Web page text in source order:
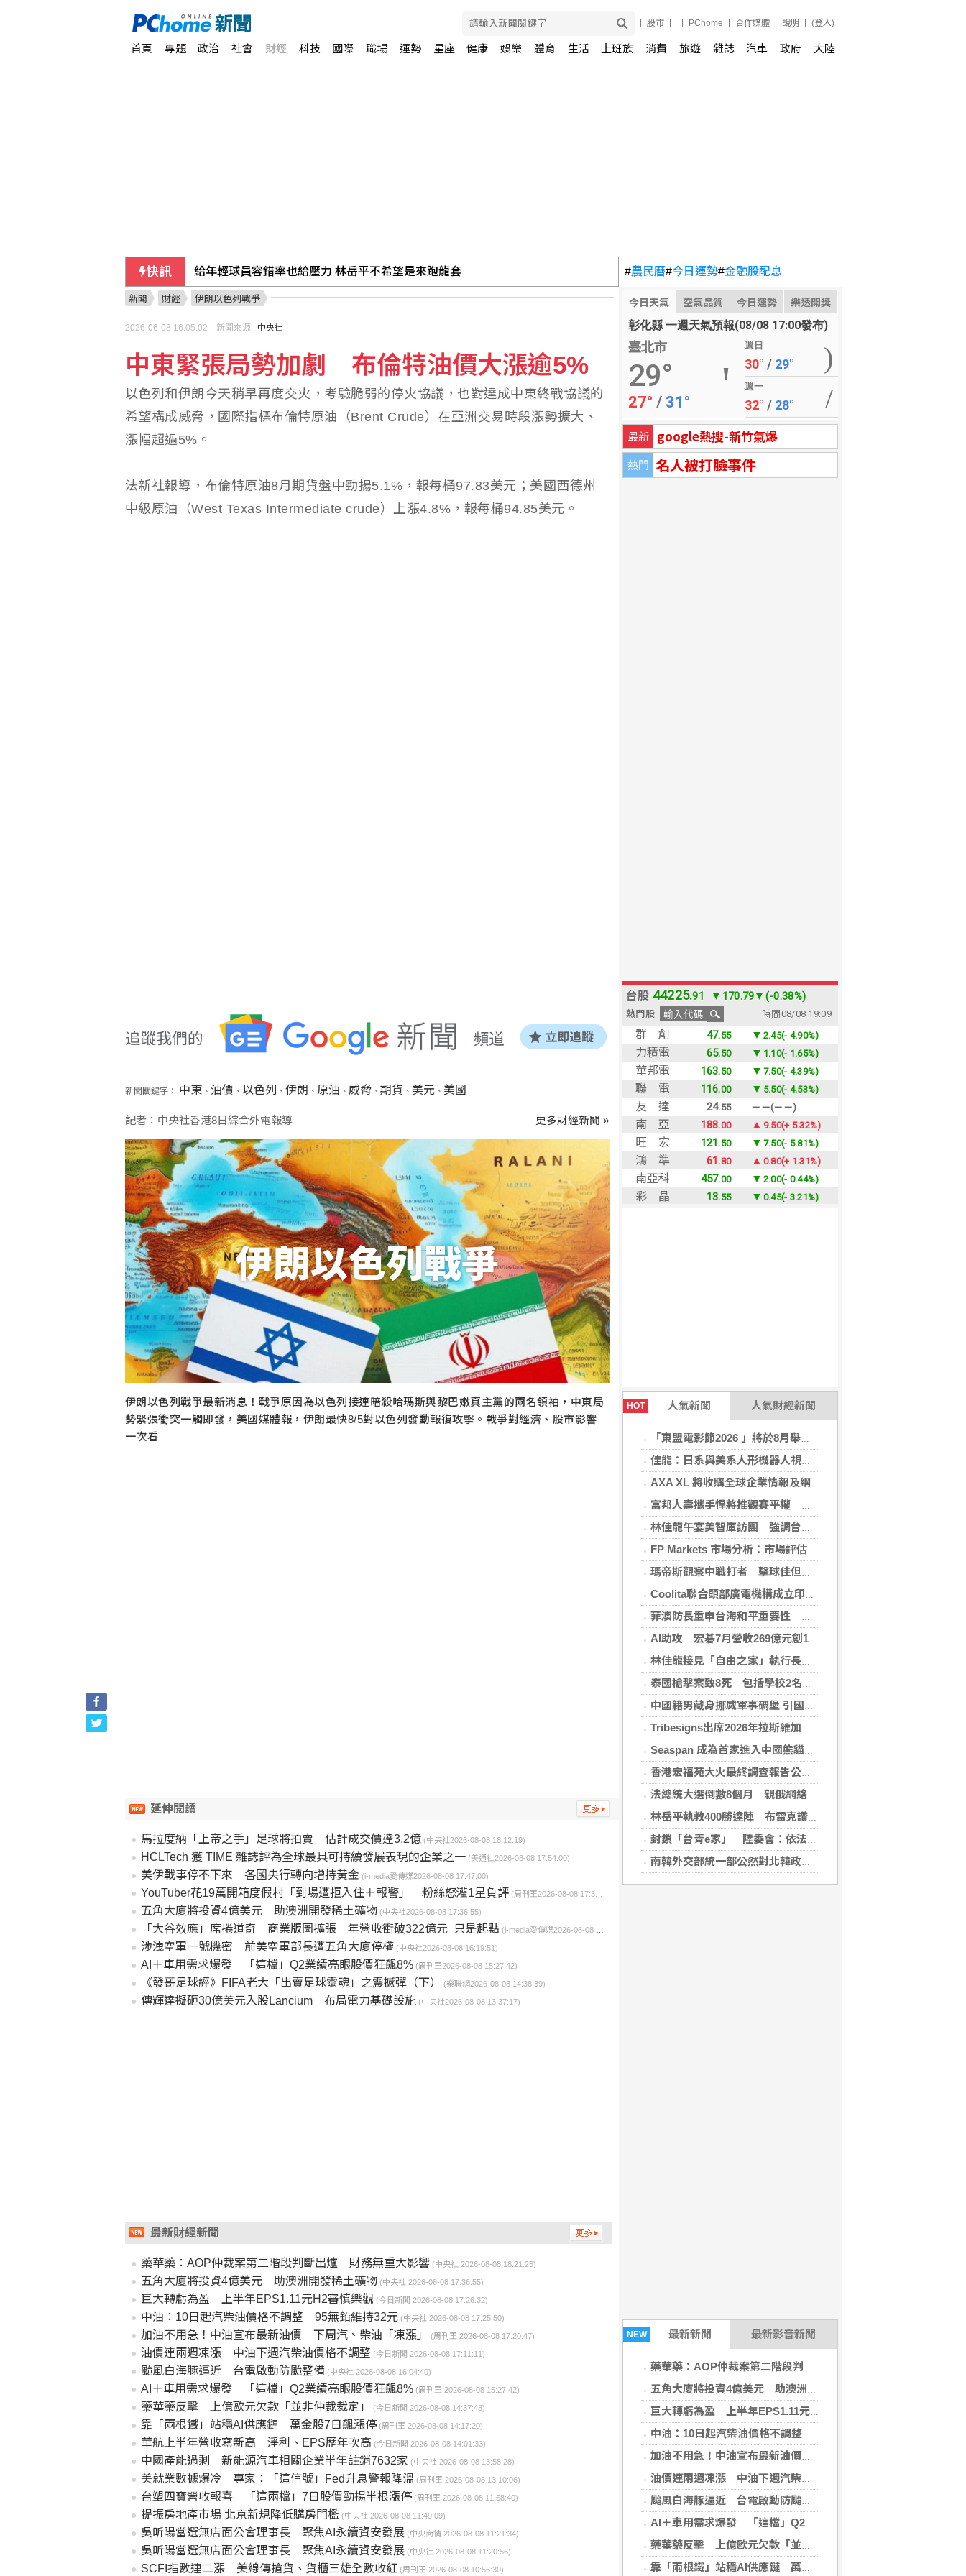
股市 PChome 合作媒體 說明 (登入)
首頁 專題 政治 社會 財經 科技 國際 職場 運勢 星座 健康 娛樂 體育 生活 上班族 消費 旅遊 雜誌 汽車 政府 大陸
快訊 給年輕球員容錯率也給壓力 林岳平不希望是來跑龍套
美參院50票對49票通過 川普前私人律師真除司法部長
年輕人周末補眠！研究：憂鬱症機率可能低逾4成 專家提醒適當就好
#農民曆#今日運勢#金融股配息
今日天氣 空氣品質 今日運勢 樂透開獎
彰化縣 一週天氣預報(08/08 17:00發布)
臺北市
29°
27° / 31°
週日
30° / 29°
週一
32° / 28°
最新 google熱搜-新竹氣爆
熱門 名人被打臉事件
HOT 人氣新聞 人氣財經新聞
「東盟電影節2026 」將於8月舉行 歷來最大規模 以電影連繫文化交流
佳能：日系與美系人形機器人視覺模組 下半年出貨
AXA XL 將收購全球企業情報及網絡安全顧問公司 S-RM
富邦人壽攜手悍將推觀賽平權 邀身障、親子看球
林佳龍午宴美智庫訪團 強調台灣是不可或缺夥伴
FP Markets 市場分析：市場評估下一步走勢，日圓再臨十字路口
瑪帝斯觀察中職打者 擊球佳但長打少「閃掉就好」
Coolita聯合頭部廣電機構成立印尼首個FAST媒體聯盟
菲澳防長重申台海和平重要性 林佳龍表達肯定
AI助攻 宏碁7月營收269億元創13年同期新高
林佳龍接見「自由之家」執行長 盼台成印太INGO樞紐
泰國槍擊案致8死 包括學校2名教師3名職員
中國籍男藏身挪威軍事碉堡 引國安疑慮遭驅逐
Tribesigns出席2026年拉斯維加斯家具展，擴大與美國領先家居零售商的合作
Seaspan 成為首家進入中國熊貓債券市場的國際船東及營運商
香港宏福苑大火最終調查報告公布 菸頭引燃施工雜物
法總統大選倒數8個月 親俄網絡針對3名參選人造謠
林岳平執教400勝達陣 布雷克讚獲球員愛戴
封鎖「台青e家」 陸委會：依法封鎖違法網站
南韓外交部統一部公然對北韓政策意見相左 暴露內部歧見
NEW 最新新聞 最新影音新聞
藥華藥：AOP仲裁案第二階段判斷出爐 財務無重大影響
五角大廈將投資4億美元 助澳洲開發稀土礦物
巨大轉虧為盈 上半年EPS1.11元H2審慎樂觀
中油：10日起汽柴油價格不調整 95無鉛維持32元
加油不用急！中油宣布最新油價 下周汽、柴油「凍漲」
油價連兩週凍漲 中油下週汽柴油價格不調整
颱風白海豚逼近 台電啟動防颱整備
AI＋車用需求爆發 「這檔」Q2業績亮眼股價狂飆8%
藥華藥反擊 上億歐元欠款「並非仲裁裁定」
靠「兩根鐵」站穩AI供應鏈 萬金股7日飆漲停
新聞 財經 伊朗以色列戰爭
2026-06-08 16:05:02 新聞來源 : 中央社
中東緊張局勢加劇 布倫特油價大漲逾5%
以色列和伊朗今天稍早再度交火，考驗脆弱的停火協議，也對達成中東終戰協議的
希望構成威脅，國際指標布倫特原油（Brent Crude）在亞洲交易時段漲勢擴大、
漲幅超過5%。
法新社報導，布倫特原油8月期貨盤中勁揚5.1%，報每桶97.83美元；美國西德州
中級原油（West Texas Intermediate crude）上漲4.8%，報每桶94.85美元。
新聞關鍵字： 中東、 油價 、 以色列 、 伊朗 、 原油 、 威脅、 期貨 、 美元、 美國
記者：中央社香港8日綜合外電報導 更多財經新聞 »
伊朗以色列戰爭
伊朗以色列戰爭最新消息！戰爭原因為以色列接連暗殺哈瑪斯與黎巴嫩真主黨的兩名領袖，中東局
勢緊張衝突一觸即發，美國媒體報，伊朗最快8/5對以色列發動報復攻擊。戰爭對經濟、股市影響
一次看
延伸閱讀
馬拉度納「上帝之手」足球將拍賣 估計成交價達3.2億 (中央社2026-08-08 18:12:19)
HCLTech 獲 TIME 雜誌評為全球最具可持續發展表現的企業之一 (美通社2026-08-08 17:54:00)
美伊戰事停不下來 各國央行轉向增持黃金 (i-media愛傳媒2026-08-08 17:47:00)
YouTuber花19萬開箱度假村「到場遭拒入住＋報警」 粉絲怒灌1星負評 (周刊王2026-08-08 17:37:46)
五角大廈將投資4億美元 助澳洲開發稀土礦物 (中央社2026-08-08 17:36:55)
「大谷效應」席捲道奇 商業版圖擴張 年營收衝破322億元 只是起點 (i-media愛傳媒2026-08-08 16:30:00)
涉洩空軍一號機密 前美空軍部長遭五角大廈停權 (中央社2026-08-08 16:19:51)
AI＋車用需求爆發 「這檔」Q2業績亮眼股價狂飆8% (周刊王2026-08-08 15:27:42)
《發哥足球經》FIFA老大「出賣足球靈魂」之震撼彈（下） (樂聯網2026-08-08 14:38:39)
傳輝達擬砸30億美元入股Lancium 布局電力基礎設施 (中央社2026-08-08 13:37:17)
最新財經新聞
藥華藥：AOP仲裁案第二階段判斷出爐 財務無重大影響 (中央社 2026-08-08 18:21:25)
五角大廈將投資4億美元 助澳洲開發稀土礦物 (中央社 2026-08-08 17:36:55)
巨大轉虧為盈 上半年EPS1.11元H2審慎樂觀 (今日新聞 2026-08-08 17:26:32)
中油：10日起汽柴油價格不調整 95無鉛維持32元 (中央社 2026-08-08 17:25:50)
加油不用急！中油宣布最新油價 下周汽、柴油「凍漲」 (周刊王 2026-08-08 17:20:47)
油價連兩週凍漲 中油下週汽柴油價格不調整 (今日新聞 2026-08-08 17:11:11)
颱風白海豚逼近 台電啟動防颱整備 (中央社 2026-08-08 16:04:40)
AI＋車用需求爆發 「這檔」Q2業績亮眼股價狂飆8% (周刊王 2026-08-08 15:27:42)
藥華藥反擊 上億歐元欠款「並非仲裁裁定」 (今日新聞 2026-08-08 14:37:48)
靠「兩根鐵」站穩AI供應鏈 萬金股7日飆漲停 (周刊王 2026-08-08 14:17:20)
華航上半年營收寫新高 淨利、EPS歷年次高 (今日新聞 2026-08-08 14:01:33)
中國產能過剩 新能源汽車相關企業半年註銷7632家 (中央社 2026-08-08 13:58:28)
美就業數據爆冷 專家：「這信號」Fed升息警報降溫 (周刊王 2026-08-08 13:10:06)
台塑四寶營收報喜 「這兩檔」7日股價勁揚半根漲停 (周刊王 2026-08-08 11:58:40)
提振房地產市場 北京新規降低購房門檻 (中央社 2026-08-08 11:49:09)
吳昕陽當選無店面公會理事長 聚焦AI永續資安發展 (中央商情 2026-08-08 11:21:34)
吳昕陽當選無店面公會理事長 聚焦AI永續資安發展 (中央社 2026-08-08 11:20:56)
SCFI指數連二漲 美線傳搶貨、貨櫃三雄全數收紅 (周刊王 2026-08-08 10:56:30)